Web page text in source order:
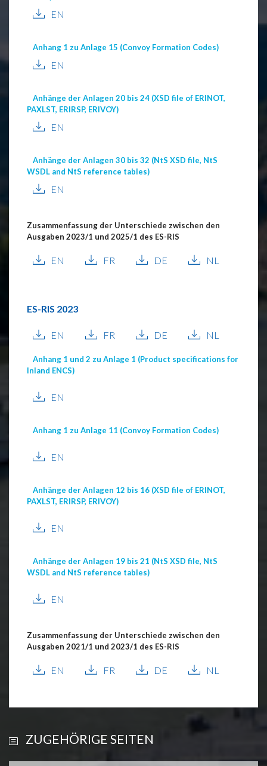
ZUGEHÖRIGE SEITEN
EN
Anhang 1 zu Anlage 15 (Convoy Formation Codes)
EN
Anhänge der Anlagen 20 bis 24 (XSD file of ERINOT,
PAXLST, ERIRSP, ERIVOY)
EN
Anhänge der Anlagen 30 bis 32 (NtS XSD file, NtS
WSDL and NtS reference tables)
EN
Zusammenfassung der Unterschiede zwischen den
Ausgaben 2023/1 und 2025/1 des ES-RIS
EN FR DE NL
ES-RIS 2023
EN FR DE NL
Anhang 1 und 2 zu Anlage 1 (Product specifications for
Inland ENCS)
EN
Anhang 1 zu Anlage 11 (Convoy Formation Codes)
EN
Anhänge der Anlagen 12 bis 16 (XSD file of ERINOT,
PAXLST, ERIRSP, ERIVOY)
EN
Anhänge der Anlagen 19 bis 21 (NtS XSD file, NtS
WSDL and NtS reference tables)
EN
Zusammenfassung der Unterschiede zwischen den
Ausgaben 2021/1 und 2023/1 des ES-RIS
EN FR DE NL